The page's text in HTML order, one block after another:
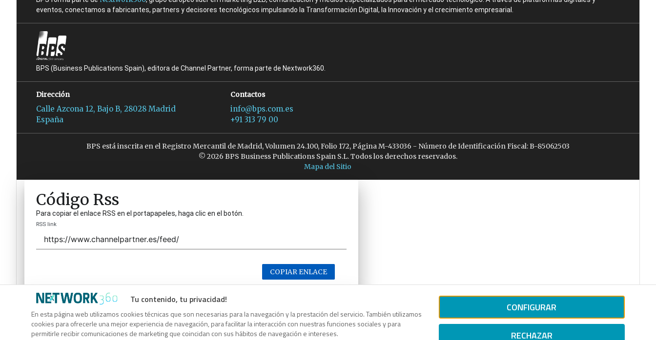
Tu contenido, tu privacidad!
En esta página web utilizamos cookies técnicas que son necesarias para la navegación y la prestación del servicio. También utilizamos
cookies para ofrecerle una mejor experiencia de navegación, para facilitar la interacción con nuestras funciones sociales y para
permitirle recibir comunicaciones de marketing que coincidan con sus hábitos de navegación e intereses.
CONFIGURAR
RECHAZAR
eventos, conectamos a fabricantes, partners y decisores tecnológicos impulsando la Transformación Digital, la Innovación y el crecimiento empresarial.
BPS (Business Publications Spain), editora de Channel Partner, forma parte de Nextwork360.
Dirección
Calle Azcona 12, Bajo B, 28028 Madrid
España
Contactos
info@bps.com.es
+91 313 79 00
BPS está inscrita en el Registro Mercantil de Madrid, Volumen 24.100, Folio 172, Página M-433036 - Número de Identificación Fiscal: B-85062503
© 2026 BPS Business Publications Spain S.L. Todos los derechos reservados.
Mapa del Sitio
Código Rss
Para copiar el enlace RSS en el portapapeles, haga clic en el botón.
RSS link
COPIAR ENLACE
Código Rss
Para copiar el enlace RSS en el portapapeles, haga clic en el botón.